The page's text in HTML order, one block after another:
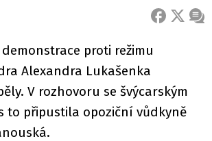
FACEBOOK
X
proti režimu
Alexandra Lukašenka
V rozhovoru se švýcarským
to připustila opoziční vůdkyně